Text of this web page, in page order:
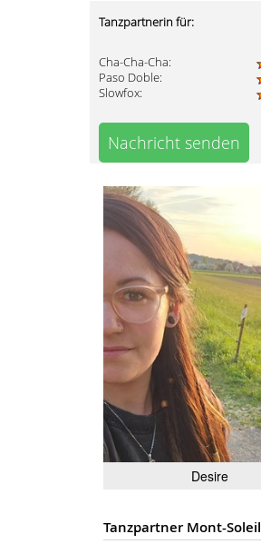
Tanzpartnerin für:
Cha-Cha-Cha:
Paso Doble:
Slowfox:
Nachricht senden
Desire
Tanzpartner Mont-Soleil